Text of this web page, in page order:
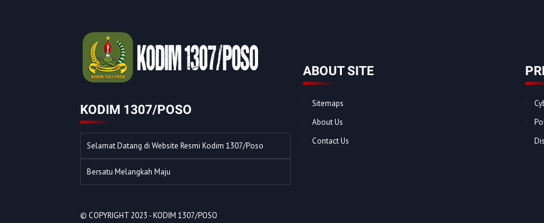
KODIM 1307/POSO
Selamat Datang di Website Resmi Kodim 1307/Poso
Bersatu Melangkah Maju
ABOUT SITE
Sitemaps
About Us
Contact Us
© COPYRIGHT 2023 -KODIM 1307/POSO